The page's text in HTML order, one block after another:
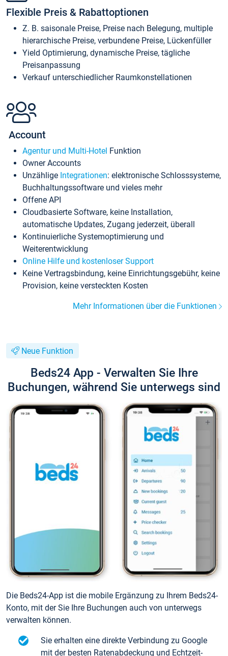
Flexible Preis & Rabattoptionen
Z. B. saisonale Preise, Preise nach Belegung, multiple
hierarchische Preise, verbundene Preise, Lückenfüller
Yield Optimierung, dynamische Preise, tägliche
Preisanpassung
Verkauf unterschiedlicher Raumkonstellationen
Account
Agentur und Multi-Hotel Funktion
Owner Accounts
Unzählige Integrationen: elektronische Schlosssysteme,
Buchhaltungssoftware und vieles mehr
Offene API
Cloudbasierte Software, keine Installation,
automatische Updates, Zugang jederzeit, überall
Kontinuierliche Systemoptimierung und
Weiterentwicklung
Online Hilfe und kostenloser Support
Keine Vertragsbindung, keine Einrichtungsgebühr, keine
Provision, keine versteckten Kosten
Mehr Informationen über die Funktionen
Neue Funktion
Beds24 App - Verwalten Sie Ihre
Buchungen, während Sie unterwegs sind
Die Beds24-App ist die mobile Ergänzung zu Ihrem Beds24-
Konto, mit der Sie Ihre Buchungen auch von unterwegs
verwalten können.
Sie erhalten eine direkte Verbindung zu Google
mit der besten Ratenabdeckung und Echtzeit-